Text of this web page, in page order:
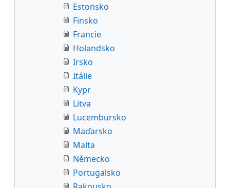
Estonsko
Finsko
Francie
Holandsko
Irsko
Itálie
Kypr
Litva
Lucembursko
Maďarsko
Malta
Německo
Portugalsko